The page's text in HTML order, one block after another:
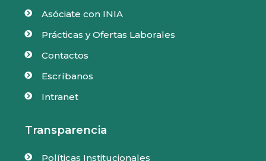
 Asóciate con INIA
 Prácticas y Ofertas Laborales
 Contactos
 Escríbanos
 Intranet
Transparencia
 Políticas Institucionales